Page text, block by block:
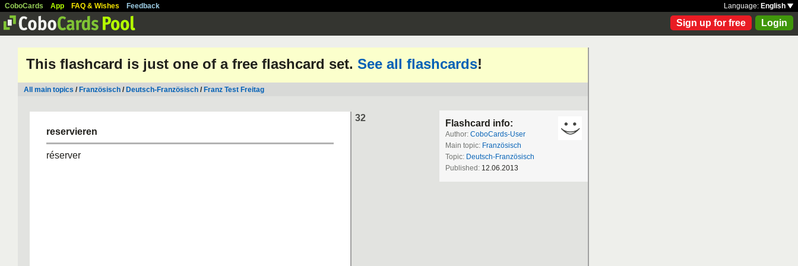
CoboCards App FAQ & Wishes Feedback Language: English
Sign up for free Login
This flashcard is just one of a free flashcard set. See all flashcards!
All main topics / Französisch / Deutsch-Französisch / Franz Test Freitag
32
reservieren
réserver
Flashcard info:
Author: CoboCards-User
Main topic: Französisch
Topic: Deutsch-Französisch
Published: 12.06.2013